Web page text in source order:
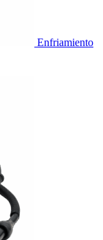
Enfriamiento